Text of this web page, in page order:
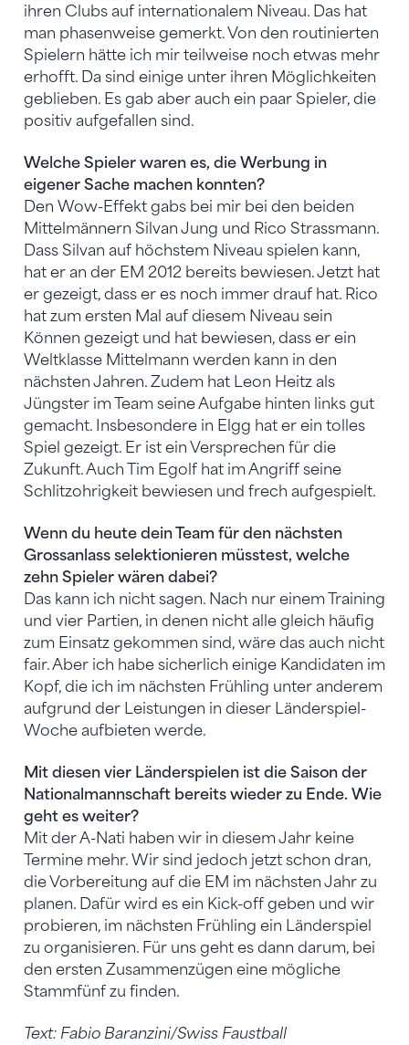
ihren Clubs auf internationalem Niveau. Das hat
man phasenweise gemerkt. Von den routinierten
Spielern hätte ich mir teilweise noch etwas mehr
erhofft. Da sind einige unter ihren Möglichkeiten
geblieben. Es gab aber auch ein paar Spieler, die
positiv aufgefallen sind.
Welche Spieler waren es, die Werbung in
eigener Sache machen konnten?
Den Wow-Effekt gabs bei mir bei den beiden
Mittelmännern Silvan Jung und Rico Strassmann.
Dass Silvan auf höchstem Niveau spielen kann,
hat er an der EM 2012 bereits bewiesen. Jetzt hat
er gezeigt, dass er es noch immer drauf hat. Rico
hat zum ersten Mal auf diesem Niveau sein
Können gezeigt und hat bewiesen, dass er ein
Weltklasse Mittelmann werden kann in den
nächsten Jahren. Zudem hat Leon Heitz als
Jüngster im Team seine Aufgabe hinten links gut
gemacht. Insbesondere in Elgg hat er ein tolles
Spiel gezeigt. Er ist ein Versprechen für die
Zukunft. Auch Tim Egolf hat im Angriff seine
Schlitzohrigkeit bewiesen und frech aufgespielt.
Wenn du heute dein Team für den nächsten
Grossanlass selektionieren müsstest, welche
zehn Spieler wären dabei?
Das kann ich nicht sagen. Nach nur einem Training
und vier Partien, in denen nicht alle gleich häufig
zum Einsatz gekommen sind, wäre das auch nicht
fair. Aber ich habe sicherlich einige Kandidaten im
Kopf, die ich im nächsten Frühling unter anderem
aufgrund der Leistungen in dieser Länderspiel-
Woche aufbieten werde.
Mit diesen vier Länderspielen ist die Saison der
Nationalmannschaft bereits wieder zu Ende. Wie
geht es weiter?
Mit der A-Nati haben wir in diesem Jahr keine
Termine mehr. Wir sind jedoch jetzt schon dran,
die Vorbereitung auf die EM im nächsten Jahr zu
planen. Dafür wird es ein Kick-off geben und wir
probieren, im nächsten Frühling ein Länderspiel
zu organisieren. Für uns geht es dann darum, bei
den ersten Zusammenzügen eine mögliche
Stammfünf zu finden.
Text: Fabio Baranzini/Swiss Faustball